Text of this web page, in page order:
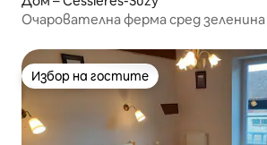
Очарователна ферма сред зеленина
Избор на гостите
Избор на гостите